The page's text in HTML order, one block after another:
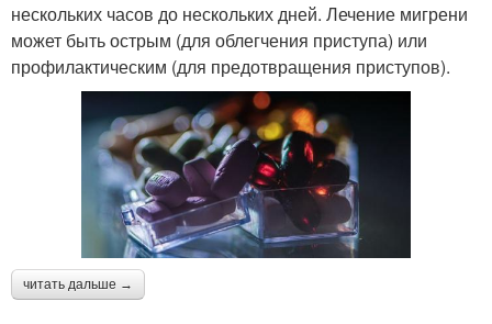
нескольких часов до нескольких дней. Лечение мигрени
может быть острым (для облегчения приступа) или
профилактическим (для предотвращения приступов).
читать дальше →